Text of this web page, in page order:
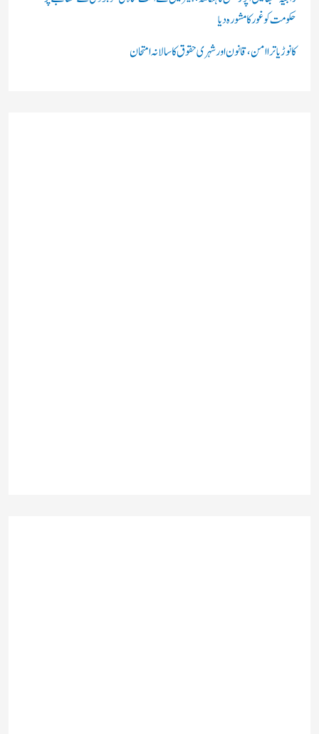
حکومت کو غور کا مشورہ دیا
کانوڑ یاترا امن،قانون اور شہری حقوق کا سالانہ امتحان